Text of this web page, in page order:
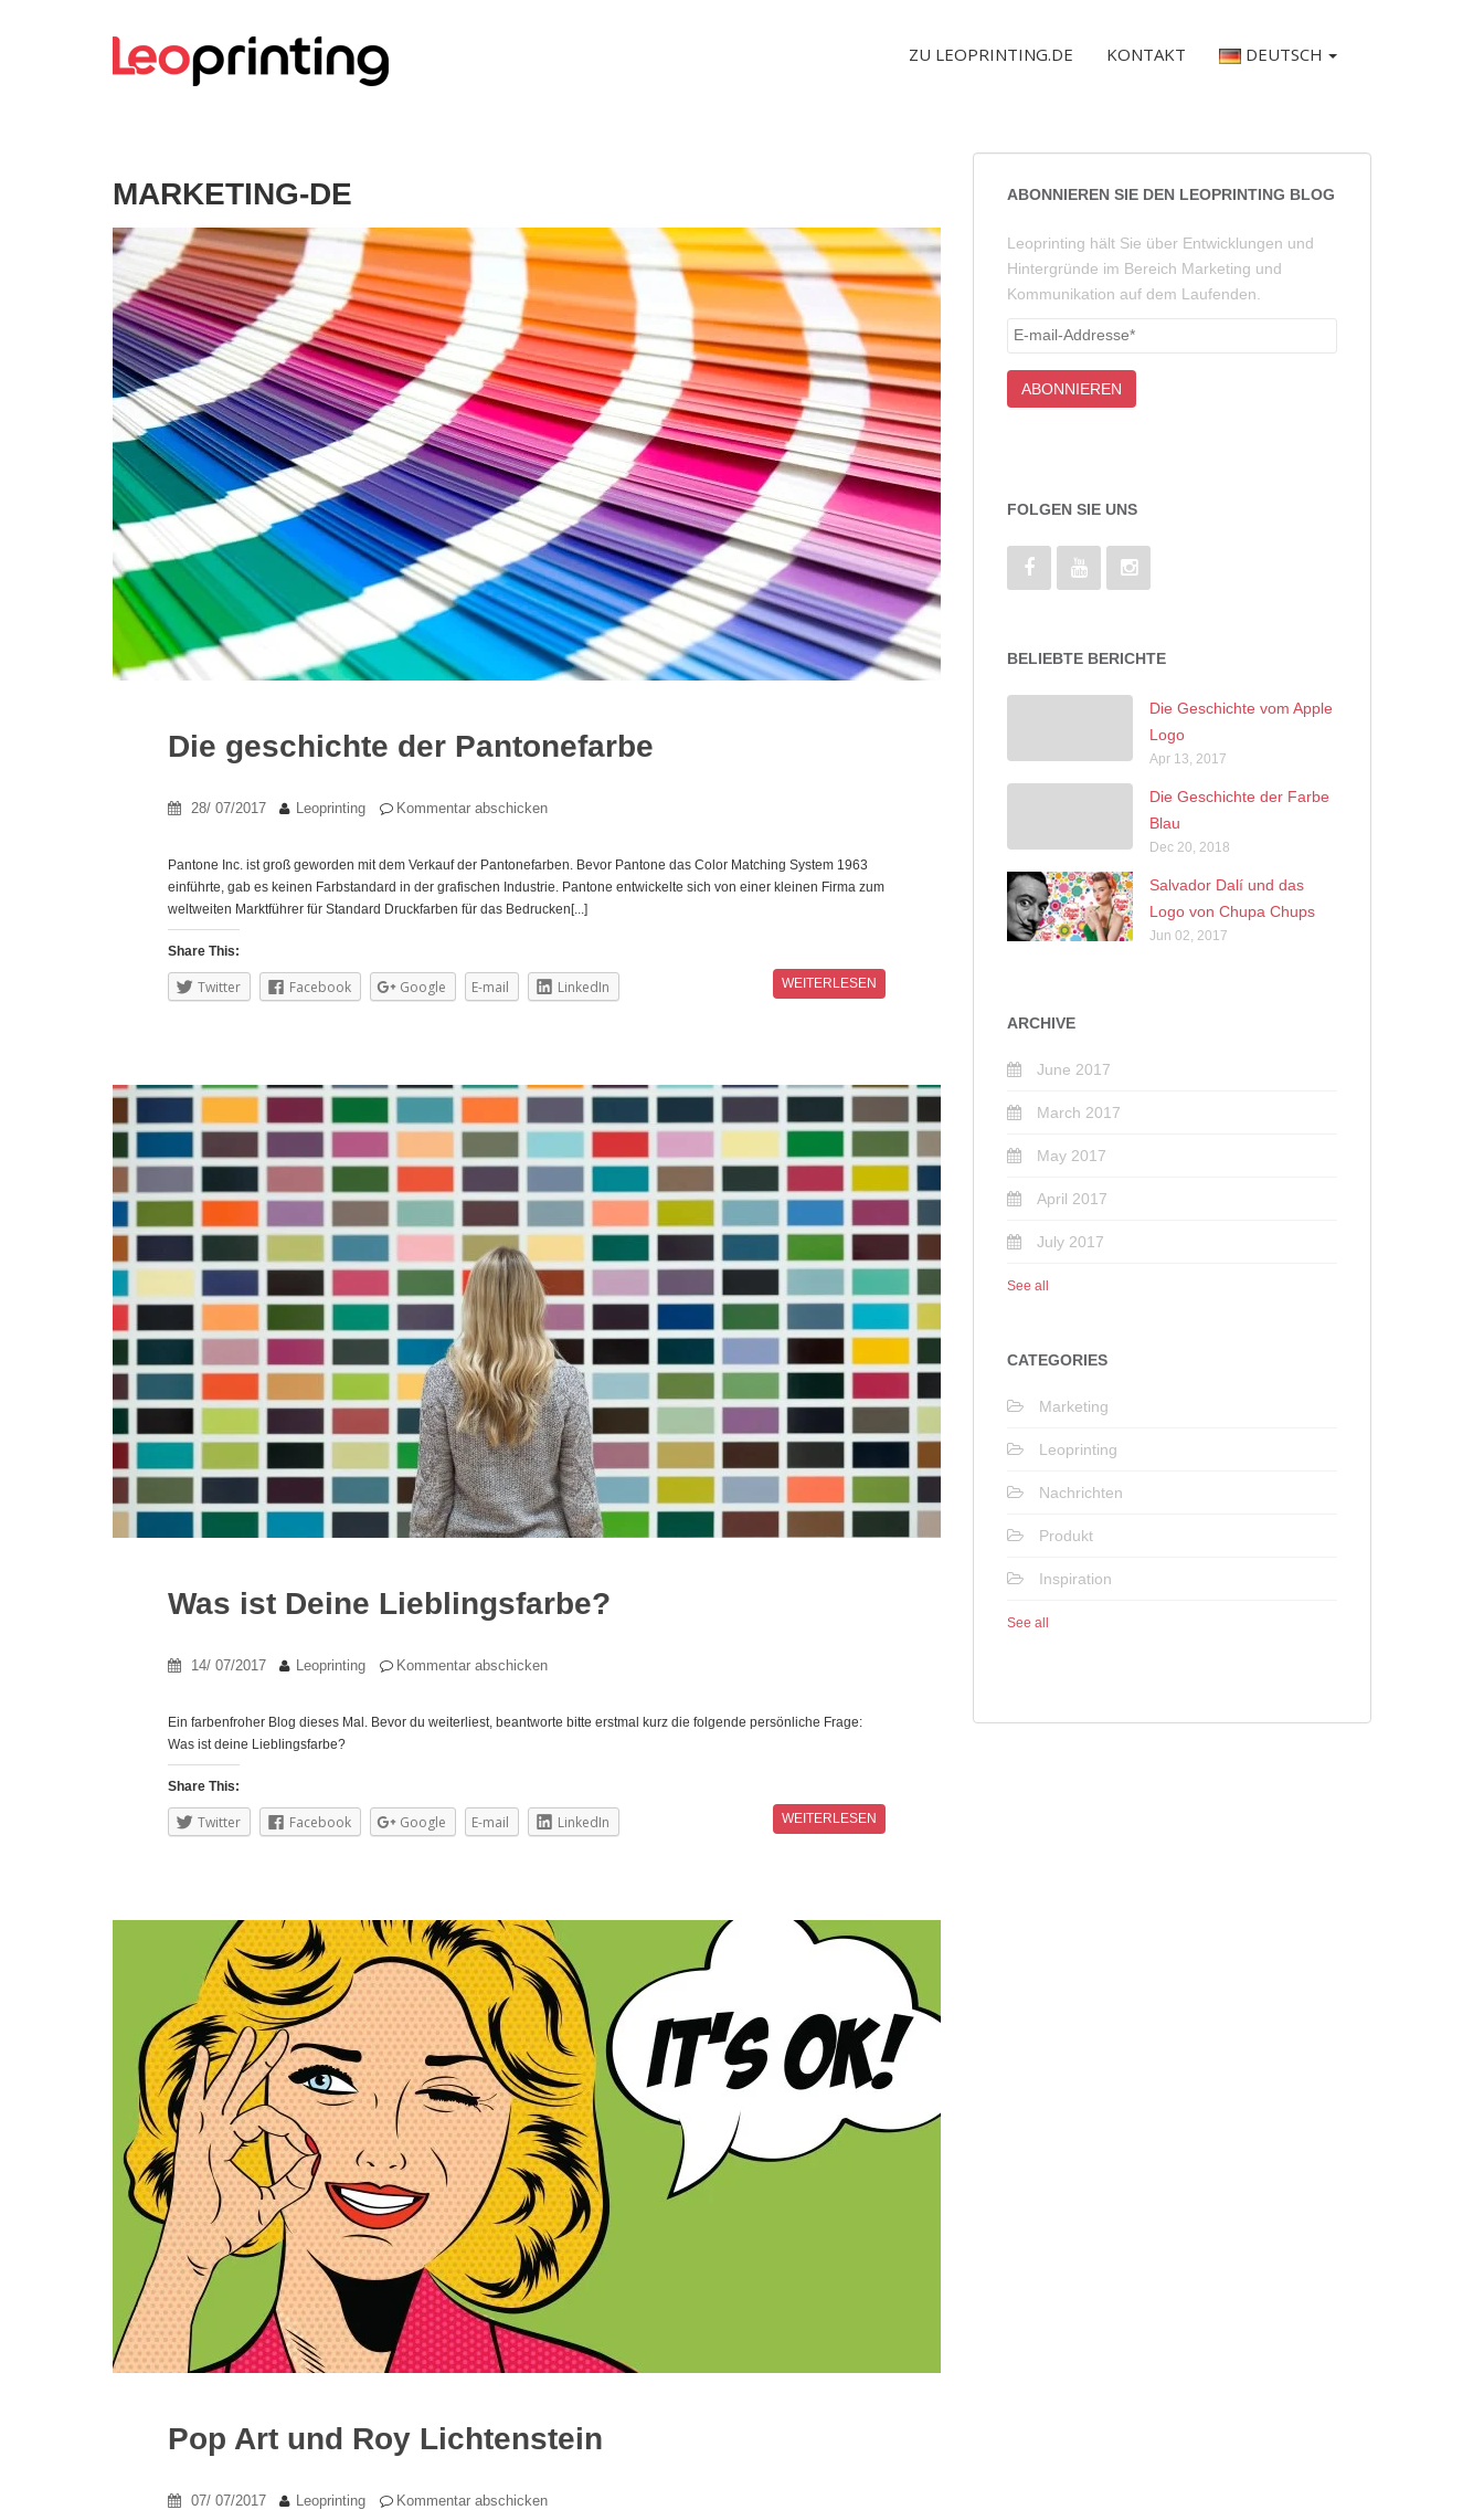
ZU LEOPRINTING.DE KONTAKT DEUTSCH
MARKETING-DE
Die geschichte der Pantonefarbe
28/ 07/2017 Leoprinting Kommentar abschicken
Pantone Inc. ist groß geworden mit dem Verkauf der Pantonefarben. Bevor Pantone das Color Matching System 1963
einführte, gab es keinen Farbstandard in der grafischen Industrie. Pantone entwickelte sich von einer kleinen Firma zum
weltweiten Marktführer für Standard Druckfarben für das Bedrucken[...]
Share This:
Twitter Facebook Google E-mail LinkedIn WEITERLESEN
Was ist Deine Lieblingsfarbe?
14/ 07/2017 Leoprinting Kommentar abschicken
Ein farbenfroher Blog dieses Mal. Bevor du weiterliest, beantworte bitte erstmal kurz die folgende persönliche Frage:
Was ist deine Lieblingsfarbe?
Share This:
Twitter Facebook Google E-mail LinkedIn WEITERLESEN
Pop Art und Roy Lichtenstein
07/ 07/2017 Leoprinting Kommentar abschicken
ABONNIEREN SIE DEN LEOPRINTING BLOG
Leoprinting hält Sie über Entwicklungen und
Hintergründe im Bereich Marketing und
Kommunikation auf dem Laufenden.
FOLGEN SIE UNS
BELIEBTE BERICHTE
Die Geschichte vom Apple
Logo
Apr 13, 2017
Die Geschichte der Farbe
Blau
Dec 20, 2018
Salvador Dalí und das
Logo von Chupa Chups
Jun 02, 2017
ARCHIVE
June 2017
March 2017
May 2017
April 2017
July 2017
See all
CATEGORIES
Marketing
Leoprinting
Nachrichten
Produkt
Inspiration
See all